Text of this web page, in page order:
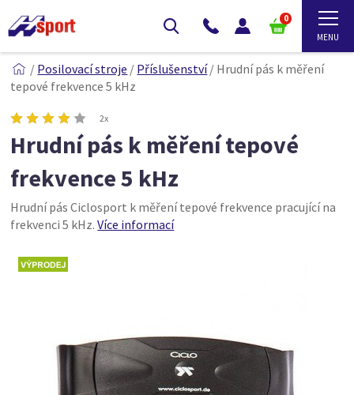
0
/ Posilovací stroje / Příslušenství/ Hrudní pás k měření
tepové frekvence 5 kHz
2x
Hrudní pás k měření tepové
frekvence 5 kHz
Hrudní pás Ciclosport k měření tepové frekvence pracující na
frekvenci 5 kHz.Více informací